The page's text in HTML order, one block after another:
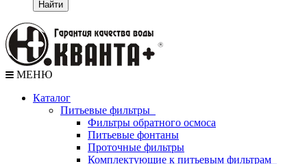
Найти
МЕНЮ
Каталог
Питьевые фильтры
Фильтры обратного осмоса
Питьевые фонтаны
Проточные фильтры
Комплектующие к питьевым фильтрам